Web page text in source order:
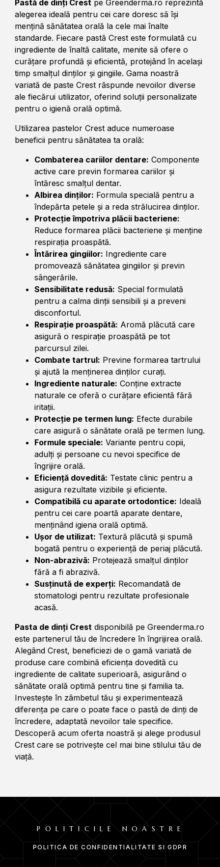
Pastă de dinți Crest pe Greenderma.ro reprezintă
alegerea ideală pentru cei care doresc să își
mențină sănătatea orală la cele mai înalte
standarde. Fiecare pastă Crest este formulată cu
ingrediente de înaltă calitate, menite să ofere o
curățare profundă și eficientă, protejând în același
timp smalțul dinților și gingiile. Gama noastră
variată de paste Crest răspunde nevoilor diverse
ale fiecărui utilizator, oferind soluții personalizate
pentru o igienă orală optimă.
Utilizarea pastelor Crest aduce numeroase
beneficii pentru sănătatea ta orală:
Combaterea cariilor dentare: Componente
active care previn formarea cariilor și
întăresc smalțul dentar.
Albirea dinților: Formula specială pentru a
îndepărta petele și a reda strălucirea dinților.
Protecție împotriva plăcii bacteriene:
Reduce formarea plăcii bacteriene și menține
respirația proaspătă.
Întărirea gingiilor: Ingrediente care
promovează sănătatea gingiilor și previn
sângerările.
Sensibilitate redusă: Special formulată
pentru a calma dinții sensibili și a preveni
disconfortul.
Respirație proaspătă: Aromă plăcută care
asigură o respirație proaspătă pe tot
parcursul zilei.
Combate tartrul: Previne formarea tartrului
și ajută la menținerea dinților curați.
Ingrediente naturale: Conține extracte
naturale ce oferă o curățare eficientă fără
iritații.
Protecție pe termen lung: Efecte durabile
care asigură o sănătate orală pe termen lung.
Formule speciale: Variante pentru copii,
adulți și persoane cu nevoi specifice de
îngrijire orală.
Eficiență dovedită: Testate clinic pentru a
asigura rezultate vizibile și eficiente.
Compatibilă cu aparate ortodontice: Ideală
pentru cei care poartă aparate dentare,
menținând igiena orală optimă.
Ușor de utilizat: Textură plăcută și spumă
bogată pentru o experiență de periaj plăcută.
Non-abrazivă: Protejează smalțul dinților
fără a fi abrazivă.
Susținută de experți: Recomandată de
stomatologi pentru rezultate profesionale
acasă.
Pasta de dinți Crest disponibilă pe Greenderma.ro
este partenerul tău de încredere în îngrijirea orală.
Alegând Crest, beneficiezi de o gamă variată de
produse care combină eficiența dovedită cu
ingrediente de calitate superioară, asigurând o
sănătate orală optimă pentru tine și familia ta.
Investește în zâmbetul tău și experimentează
diferența pe care o poate face o pastă de dinți de
încredere, adaptată nevoilor tale specifice.
Descoperă acum oferta noastră și alege produsul
Crest care se potrivește cel mai bine stilului tău de
viață.
POLITICILE NOASTRE
POLITICA DE CONFIDENTIALITATE SI GDPR